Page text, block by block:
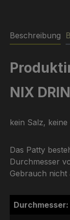
Beschreibung
NIX
kein Salz,
Das Patty
Durchmesser
Gebrauch
Durchmesser: